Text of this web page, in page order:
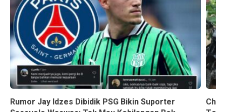
Rumor Jay Idzes Dibidik PSG Bikin Suporter